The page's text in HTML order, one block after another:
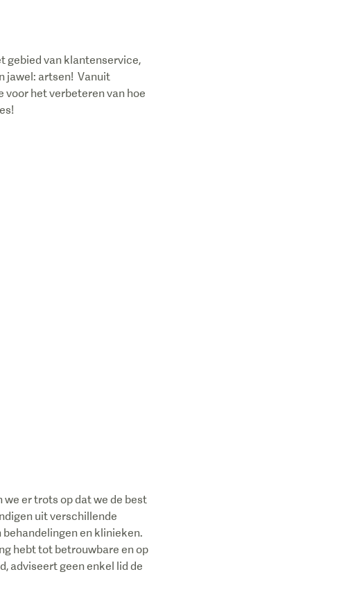
gebied van klantenservice,
jawel: artsen! Vanuit
het verbeteren van hoe
er trots op dat we de best
uit verschillende
en klinieken.
hebt tot betrouwbare en op
adviseert geen enkel lid de